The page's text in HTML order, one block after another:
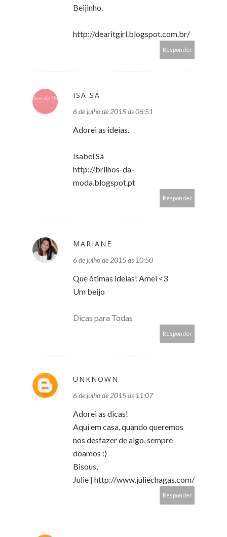
Beijinho.
http://dearitgirl.blogspot.com.br/
Responder
ISA SÁ
6 de julho de 2015 às 06:51
Adorei as ideias.
Isabel Sá
http://brilhos-da-
moda.blogspot.pt
Responder
MARIANE
6 de julho de 2015 às 10:50
Que ótimas ideias! Amei <3
Um beijo
Dicas para Todas
Responder
UNKNOWN
6 de julho de 2015 às 11:07
Adorei as dicas!
Aqui em casa, quando queremos
nos desfazer de algo, sempre
doamos :)
Bisous,
Julie | http://www.juliechagas.com/
Responder